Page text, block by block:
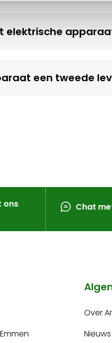
elektrische
een tweede
ons
Chat
Over
Nieuws